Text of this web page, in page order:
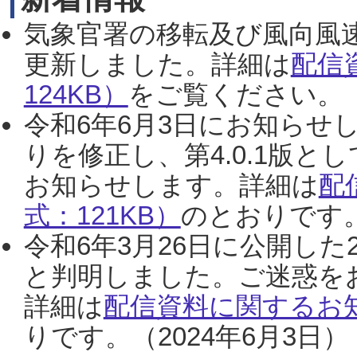
気象官署の移転及び風向風
更新しました。詳細は配信
124KB） をご覧ください。
令和6年6月3日にお知らせ
りを修正し、第4.0.1版と
お知らせします。詳細は配
式：121KB） のとおりです
令和6年3月26日に公開し
と判明しました。ご迷惑
詳細は配信資料に関するお
りです。（2024年6月3日）